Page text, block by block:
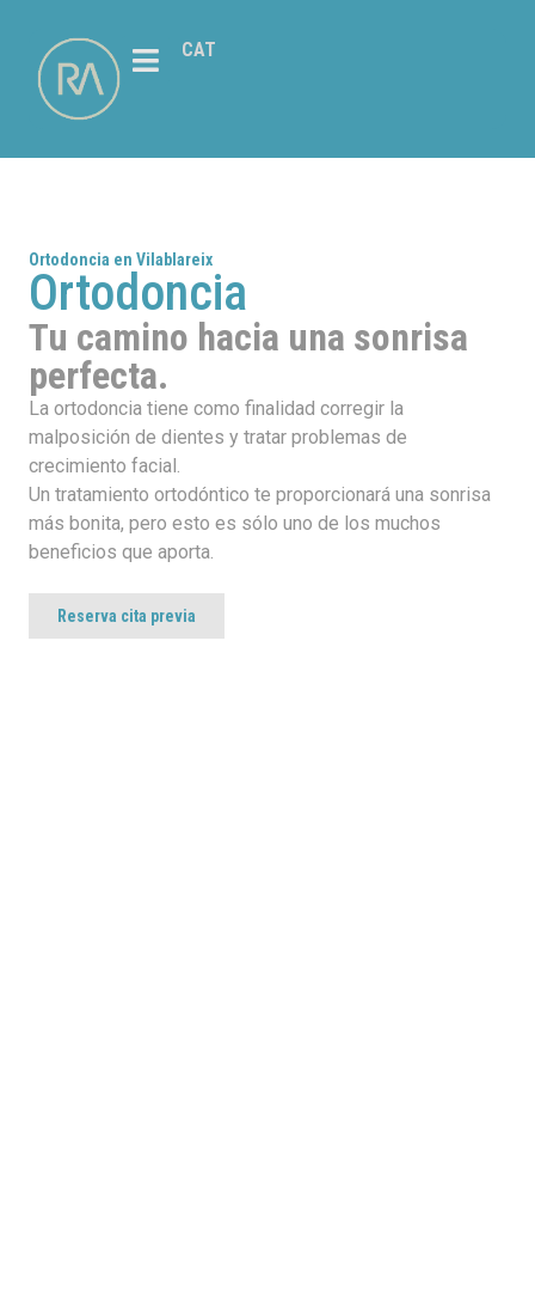
CAT
Ortodoncia en Vilablareix
Ortodoncia
Tu camino hacia una sonrisa
perfecta.
La ortodoncia tiene como finalidad corregir la
malposición de dientes y tratar problemas de
crecimiento facial.
Un tratamiento ortodóntico te proporcionará una sonrisa
más bonita, pero esto es sólo uno de los muchos
beneficios que aporta.
Reserva cita previa